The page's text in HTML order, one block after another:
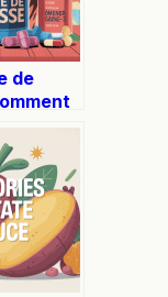
de
et
vos